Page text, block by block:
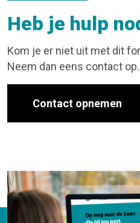
Heb je hulp
Kom je er niet uit met dit
Neem dan eens contact op.
Contact opnemen